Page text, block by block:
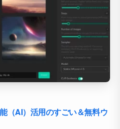
（AI）活用のすごい＆無料ウ